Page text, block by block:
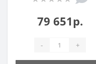
79 651р.
- +